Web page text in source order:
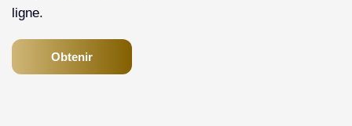
ligne.
Obtenir